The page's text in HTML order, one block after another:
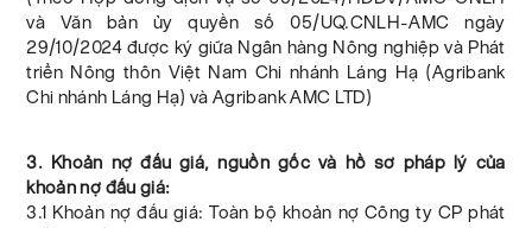
và Văn bản ủy quyền số 05/UQ.CNLH-AMC ngày
29/10/2024 được ký giữa Ngân hàng Nông nghiệp và Phát
triển Nông thôn Việt Nam Chi nhánh Láng Hạ (Agribank
Chi nhánh Láng Hạ) và Agribank AMC LTD)
3. Khoản nợ đấu giá, nguồn gốc và hồ sơ pháp lý của
khoản nợ đấu giá:
3.1 Khoản nợ đấu giá: Toàn bộ khoản nợ Công ty CP phát